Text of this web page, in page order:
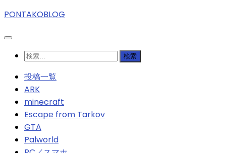
PONTAKOBLOG
検
投稿一覧
ARK
minecraft
Escape from Tarkov
GTA
Palworld